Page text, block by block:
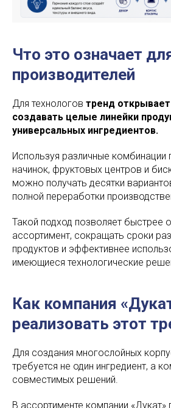
Что это означает
производителей
Для технологов тренд
создавать целые линейки
универсальных ингредиентов.
Используя различные
начинок, фруктовых центров и
можно получать десятки
полной переработки
Такой подход позволяет быстрее
ассортимент, сокращать сроки
продуктов и эффективнее
имеющиеся технологические
Как компания
реализовать этот
Для создания многослойных
требуется не один ингредиент, а
совместимых решений.
В ассортименте компании «Дукат»